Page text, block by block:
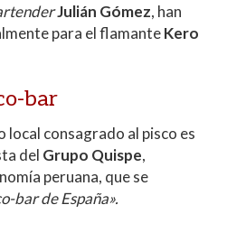
Julián Gómez, han
para el flamanteKero
bar
local consagrado al pisco es
del Grupo Quispe,
peruana, que se
bar de España».